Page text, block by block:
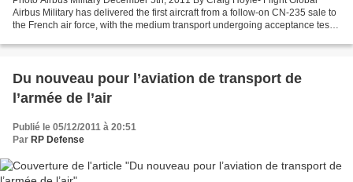
Airbus Military has delivered the first aircraft from a follow-on CN-235 sale to
the French air force, with the medium transport undergoing acceptance tests
Du nouveau pour l’aviation de transport de
l’armée de l’air
Publié le 05/12/2011 à 20:51
Par RP Defense